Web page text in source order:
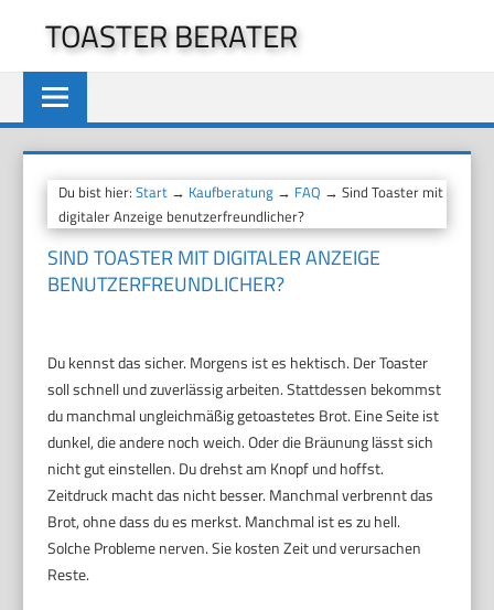
springen
TOASTER BERATER
Du bist hier:Start → Kaufberatung → FAQ → Sind Toaster mit
digitaler Anzeige benutzerfreundlicher?
SIND TOASTER MIT DIGITALER ANZEIGE
BENUTZERFREUNDLICHER?
Du kennst das sicher. Morgens ist es hektisch. Der Toaster
soll schnell und zuverlässig arbeiten. Stattdessen bekommst
du manchmal ungleichmäßig getoastetes Brot. Eine Seite ist
dunkel, die andere noch weich. Oder die Bräunung lässt sich
nicht gut einstellen. Du drehst am Knopf und hoffst.
Zeitdruck macht das nicht besser. Manchmal verbrennt das
Brot, ohne dass du es merkst. Manchmal ist es zu hell.
Solche Probleme nerven. Sie kosten Zeit und verursachen
Reste.